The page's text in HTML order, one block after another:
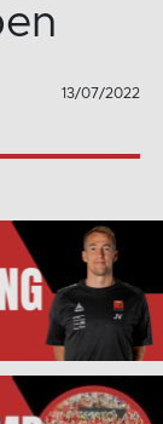
13/07/2022